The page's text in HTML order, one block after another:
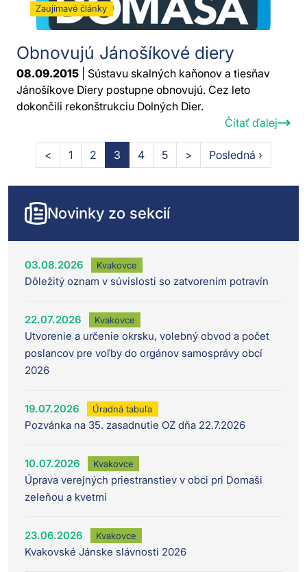
Novinky zo sekcií
03.08.2026 Kvakovce
Dôležitý oznam v súvislosti so zatvorením potravín
22.07.2026 Kvakovce
Utvorenie a určenie okrsku, volebný obvod a počet
poslancov pre voľby do orgánov samosprávy obcí
2026
19.07.2026 Úradná tabuľa
Pozvánka na 35. zasadnutie OZ dňa 22.7.2026
10.07.2026 Kvakovce
Úprava verejných priestranstiev v obci pri Domaši
zeleňou a kvetmi
23.06.2026 Kvakovce
Kvakovské Jánske slávnosti 2026
Zaujímavé články
Obnovujú Jánošíkové diery
08.09.2015 | Sústavu skalných kaňonov a tiesňav
Jánošíkove Diery postupne obnovujú. Cez leto
dokončili rekonštrukciu Dolných Dier.
Čítať ďalej
< 1 2 3 4 5 > Posledná ›